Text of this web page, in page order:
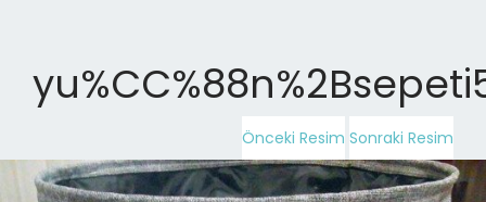
Önceki Resim Sonraki Resim